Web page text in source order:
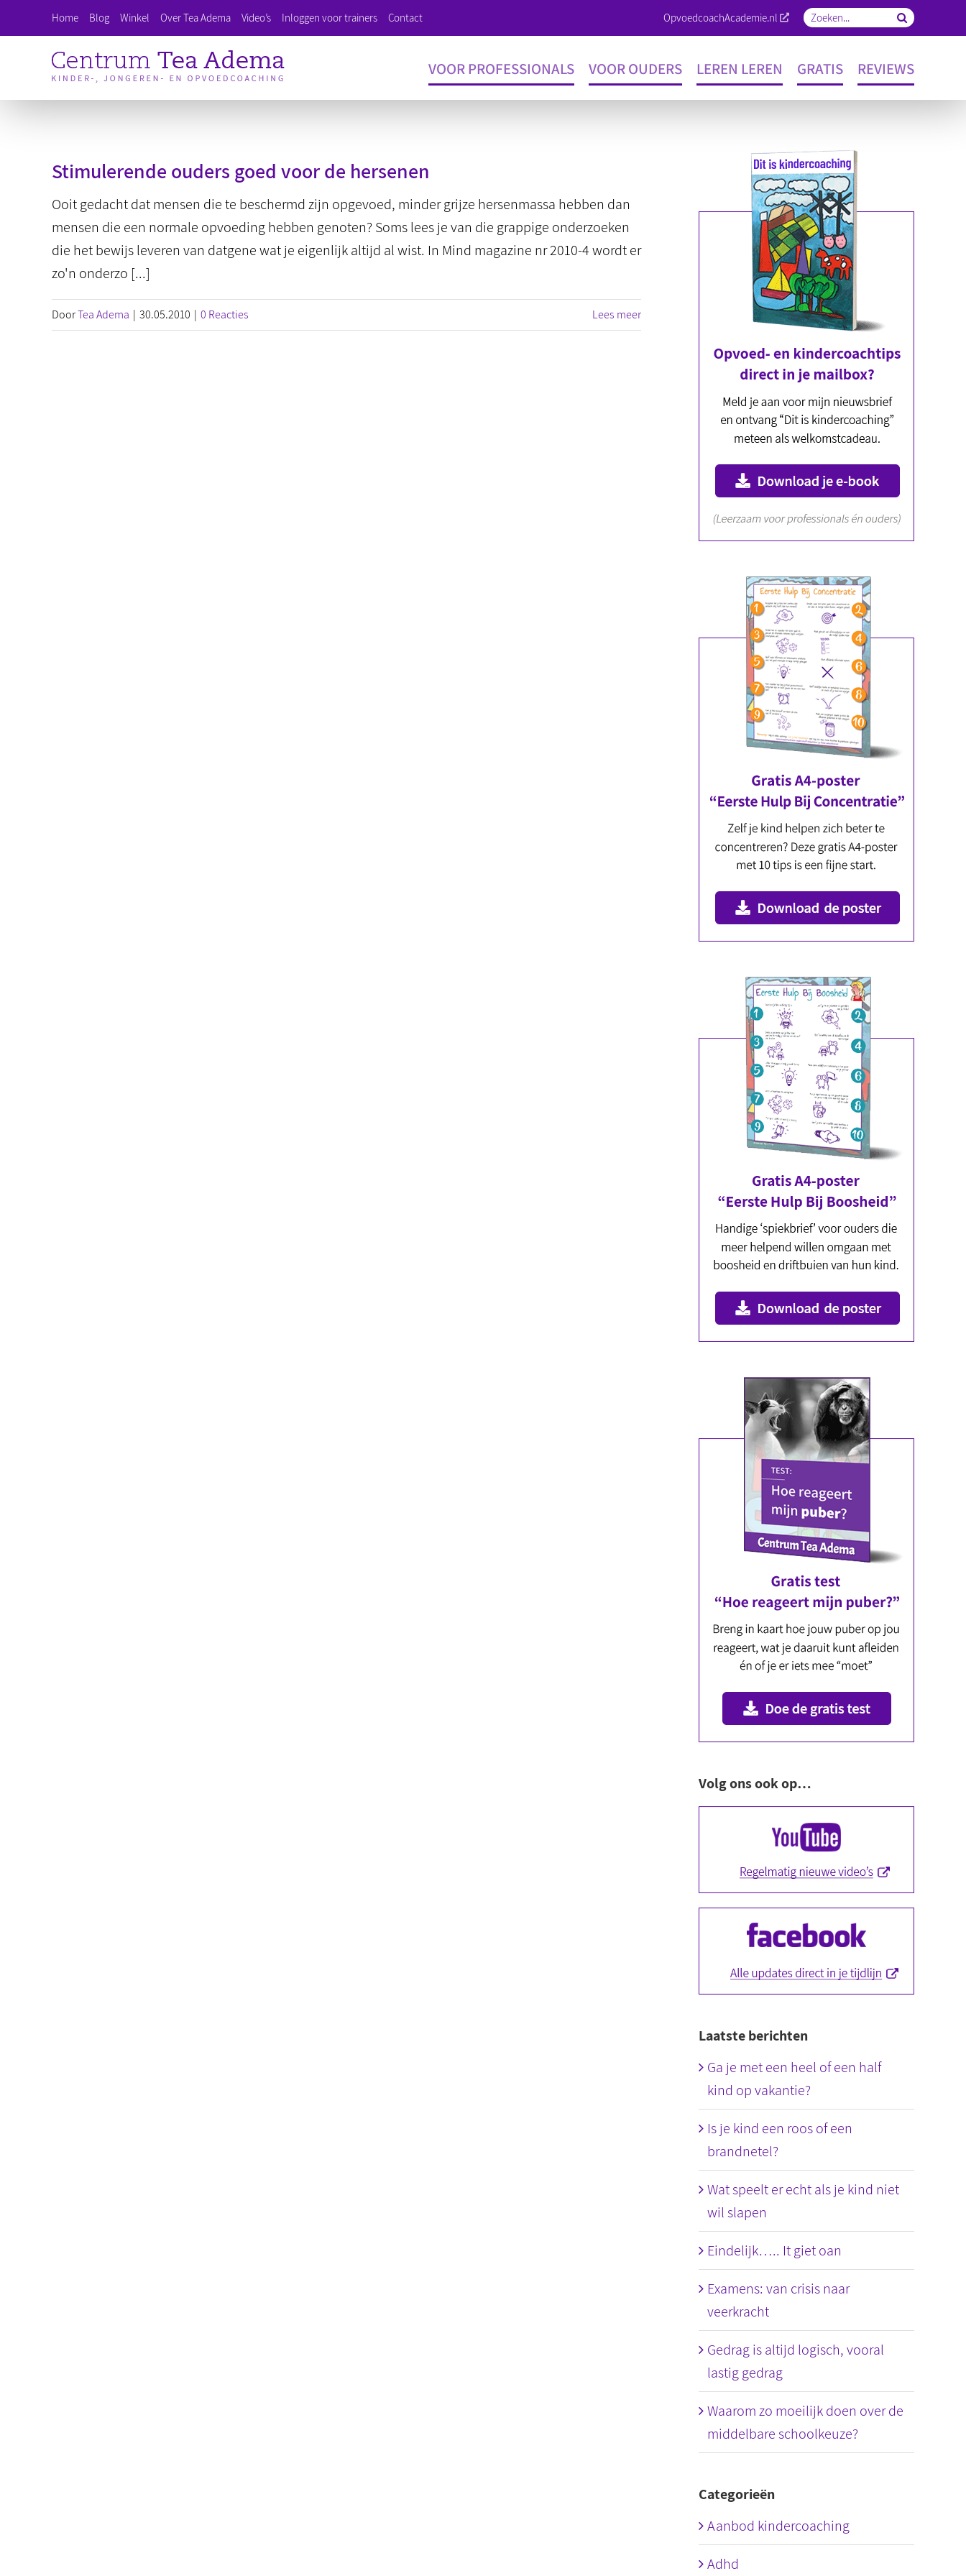
naar
Home Blog Winkel Over Tea Adema Video’s Inloggen voor trainers Contact OpvoedcoachAcademie.nl Zoeken
VOOR PROFESSIONALS VOOR OUDERS LEREN LEREN GRATIS REVIEWS
Stimulerende ouders goed voor de hersenen
Ooit gedacht dat mensen die te beschermd zijn opgevoed, minder grijze hersenmassa hebben dan
mensen die een normale opvoeding hebben genoten? Soms lees je van die grappige onderzoeken
die het bewijs leveren van datgene wat je eigenlijk altijd al wist. In Mind magazine nr 2010-4 wordt er
zo'n onderzo [...]
DoorTea Adema | 30.05.2010 | 0 Reacties Lees meer
Volg ons ook op…
Laatste berichten
Ga je met een heel of een half
kind op vakantie?
Is je kind een roos of een
brandnetel?
Wat speelt er echt als je kind niet
wil slapen
Eindelijk….. It giet oan
Examens: van crisis naar
veerkracht
Gedrag is altijd logisch, vooral
lastig gedrag
Waarom zo moeilijk doen over de
middelbare schoolkeuze?
Categorieën
Aanbod kindercoaching
Adhd